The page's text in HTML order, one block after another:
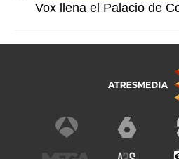
Vox llena el Palacio de